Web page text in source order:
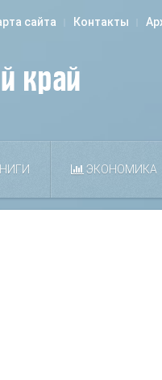
сайта Контакты
ЭКОНОМИКА